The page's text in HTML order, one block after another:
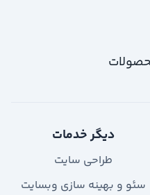
دیگر خدمات
طراحی سایت
سئو و بهینه سازی وبسایت